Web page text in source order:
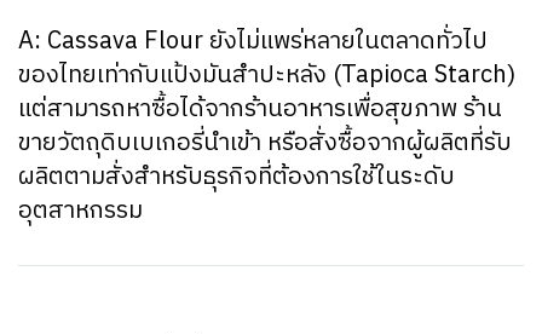
A: Cassava Flour ยังไม่แพร่หลายในตลาดทั่วไป
ของไทยเท่ากับแป้งมันสำปะหลัง (Tapioca Starch)
แต่สามารถหาซื้อได้จากร้านอาหารเพื่อสุขภาพ ร้าน
ขายวัตถุดิบเบเกอรี่นำเข้า หรือสั่งซื้อจากผู้ผลิตที่รับ
ผลิตตามสั่งสำหรับธุรกิจที่ต้องการใช้ในระดับ
อุตสาหกรรม